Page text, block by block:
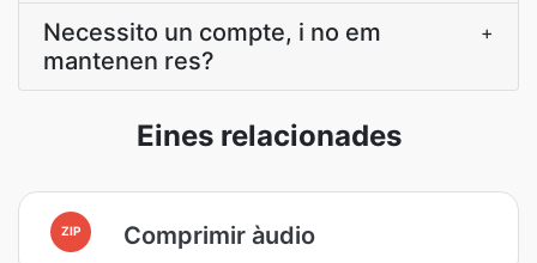
Necessito un compte, i no em
mantenen res?
+
Eines relacionades
ZIP Comprimir àudio